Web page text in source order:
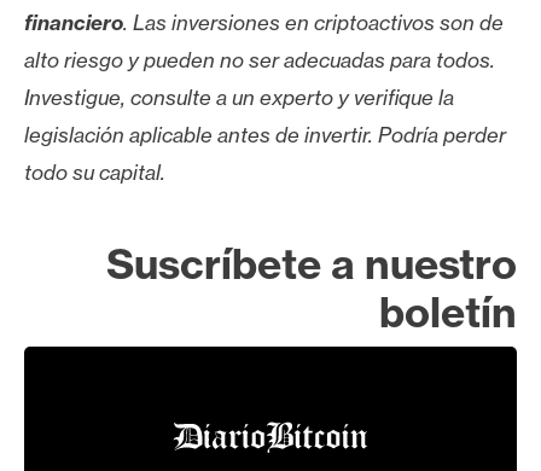
financiero. Las inversiones en criptoactivos son de
alto riesgo y pueden no ser adecuadas para todos.
Investigue, consulte a un experto y verifique la
legislación aplicable antes de invertir. Podría perder
todo su capital.
Suscríbete a nuestro
boletín